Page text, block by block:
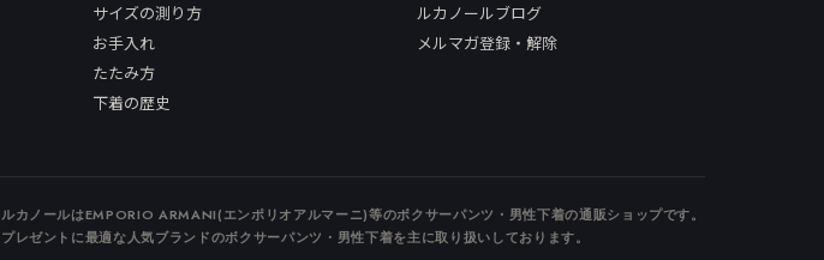
サイズの測り方
お手入れ
たたみ方
下着の歴史
ルカノールブログ
メルマガ登録・解除
ルカノールはEMPORIO ARMANI(エンポリオアルマーニ)等のボクサーパンツ・男性下着の通販ショップです。
プレゼントに最適な人気ブランドのボクサーパンツ・男性下着を主に取り扱いしております。